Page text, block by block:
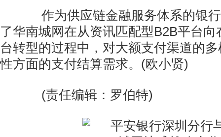
作为供应链金融服务体系的银行
了华南城网在从资讯匹配型B2B平台
台转型的过程中，对大额支付渠道的
性方面的支付结算需求。(欧小贤)
(责任编辑：罗伯特)